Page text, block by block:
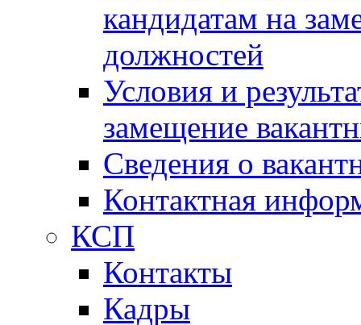
кандидатам на
должностей
Условия и
замещение
Сведения о
Контактная
КСП
Контакты
Кадры